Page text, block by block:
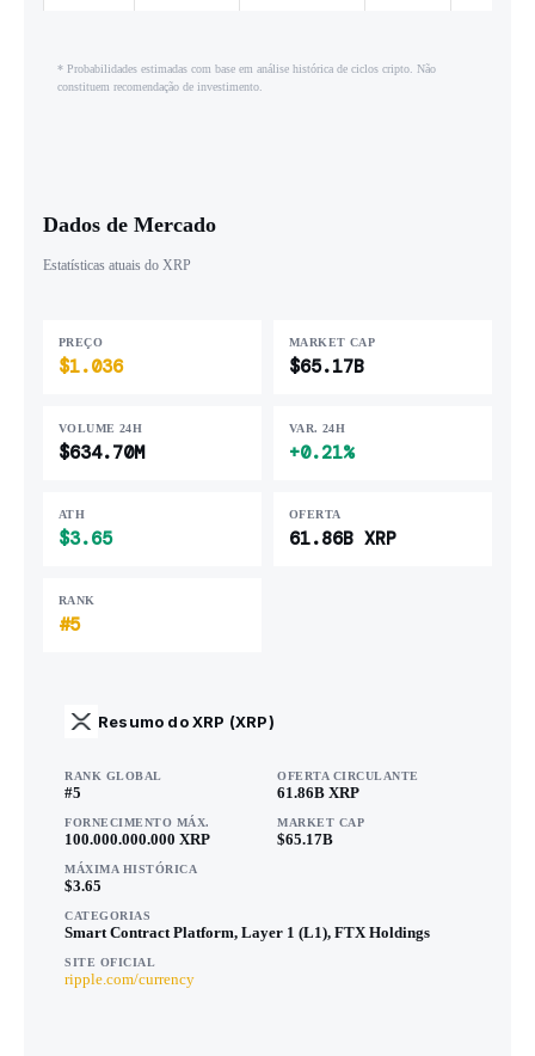
* Probabilidades estimadas com base em análise histórica de ciclos cripto. Não
constituem recomendação de investimento.
Dados de Mercado
Estatísticas atuais do XRP
PREÇO
$1.036
MARKET CAP
$65.17B
VOLUME 24H
$634.70M
VAR. 24H
+0.21%
ATH
$3.65
OFERTA
61.86B XRP
RANK
#5
Resumo do XRP (XRP)
RANK GLOBAL
#5
OFERTA CIRCULANTE
61.86B XRP
FORNECIMENTO MÁX.
100.000.000.000 XRP
MARKET CAP
$65.17B
MÁXIMA HISTÓRICA
$3.65
CATEGORIAS
Smart Contract Platform, Layer 1 (L1), FTX Holdings
SITE OFICIAL
ripple.com/currency